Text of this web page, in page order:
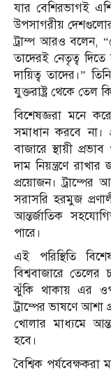
যার বেশিরভাগই
উপসাগরীয়
ট্রাম্প আরও বলেন,
তাদেরই নেতৃত্ব দিতে
দায়িত্ব তাদের।”
যুক্তরাষ্ট্র থেকে তেল
বিশেষজ্ঞরা মনে
সমাধান করবে না।
বাজারে স্থায়ী
দাম নিয়ন্ত্রণে
প্রয়োজন। ট্রাম্পের
সরাসরি হরমুজ
আন্তর্জাতিক
পারে।
এই পরিস্থিতি
বিশ্ববাজারে
ঝুঁকি থাকায় এর
ট্রাম্পের ভাষণে আশা
খোলার মাধ্যমে
হবে।
বৈশ্বিক